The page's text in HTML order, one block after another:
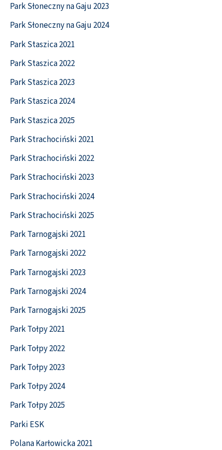
Park Słoneczny na Gaju 2023
Park Słoneczny na Gaju 2024
Park Staszica 2021
Park Staszica 2022
Park Staszica 2023
Park Staszica 2024
Park Staszica 2025
Park Strachociński 2021
Park Strachociński 2022
Park Strachociński 2023
Park Strachociński 2024
Park Strachociński 2025
Park Tarnogajski 2021
Park Tarnogajski 2022
Park Tarnogajski 2023
Park Tarnogajski 2024
Park Tarnogajski 2025
Park Tołpy 2021
Park Tołpy 2022
Park Tołpy 2023
Park Tołpy 2024
Park Tołpy 2025
Parki ESK
Polana Karłowicka 2021